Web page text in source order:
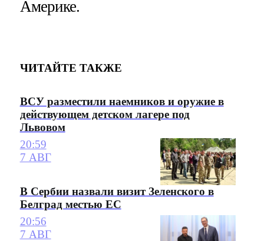
Америке.
ЧИТАЙТЕ ТАКЖЕ
ВСУ разместили наемников и оружие в
действующем детском лагере под
Львовом
20:59
7 АВГ
В Сербии назвали визит Зеленского в
Белград местью ЕС
20:56
7 АВГ